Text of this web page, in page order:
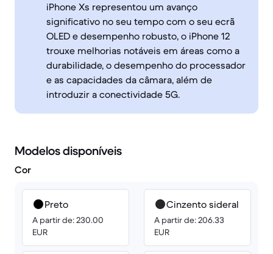
iPhone Xs representou um avanço
significativo no seu tempo com o seu ecrã
OLED e desempenho robusto, o iPhone 12
trouxe melhorias notáveis em áreas como a
durabilidade, o desempenho do processador
e as capacidades da câmara, além de
introduzir a conectividade 5G.
Modelos disponíveis
Cor
Preto
A partir de: 230.00
EUR
Cinzento sideral
A partir de: 206.33
EUR